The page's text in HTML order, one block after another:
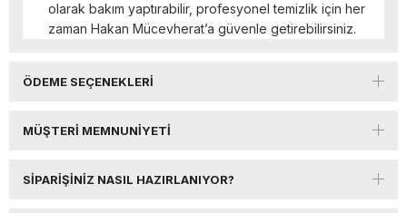
olarak bakım yaptırabilir, profesyonel temizlik için her
zaman Hakan Mücevherat’a güvenle getirebilirsiniz.
ÖDEME SEÇENEKLERI
MÜŞTERI MEMNUNIYETI
SIPARIŞINIZ NASIL HAZIRLANIYOR?